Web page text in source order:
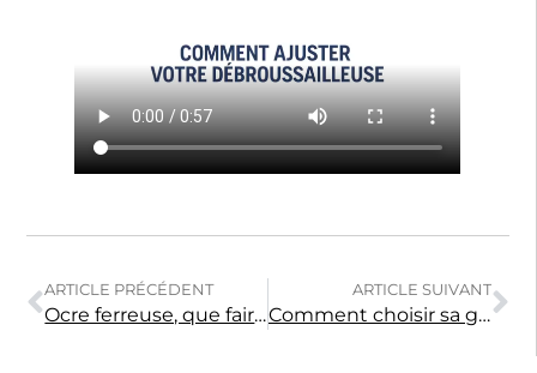
ARTICLE PRÉCÉDENT
Ocre ferreuse, que faire?
ARTICLE SUIVANT
Comment choisir sa génératrice?